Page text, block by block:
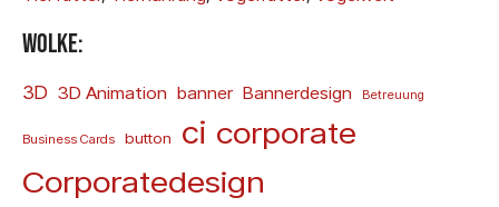
Wolke:
3D 3D Animation banner Bannerdesign Betreuung
Business Cards button ci corporate
Corporatedesign